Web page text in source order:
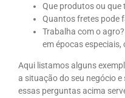
Que produtos ou que
Quantos fretes pode
Trabalha com o
em épocas
Aqui listamos alguns
a situação do seu negócio
essas perguntas acima